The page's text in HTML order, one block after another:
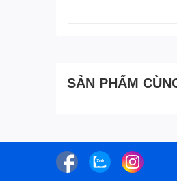
SẢN PHẨM